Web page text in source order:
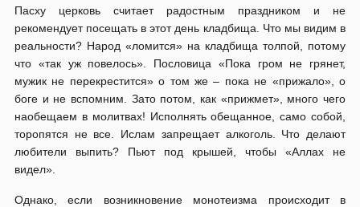
Пасху церковь считает радостным праздником и не
рекомендует посещать в этот день кладбища. Что мы видим в
реальности? Народ «ломится» на кладбища толпой, потому
что «так уж повелось». Пословица «Пока гром не грянет,
мужик не перекрестится» о том же – пока не «прижало», о
боге и не вспомним. Зато потом, как «прижмет», много чего
наобещаем в молитвах! Исполнять обещанное, само собой,
торопятся не все. Ислам запрещает алкоголь. Что делают
любители выпить? Пьют под крышей, чтобы «Аллах не
видел».
Однако, если возникновение монотеизма происходит в